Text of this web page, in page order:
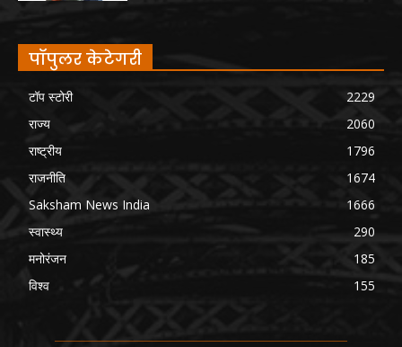
पॉपुलर केटेगरी
टॉप स्टोरी
2229
राज्य
2060
राष्ट्रीय
1796
राजनीति
1674
Saksham News India
1666
स्वास्थ्य
290
मनोरंजन
185
विश्व
155